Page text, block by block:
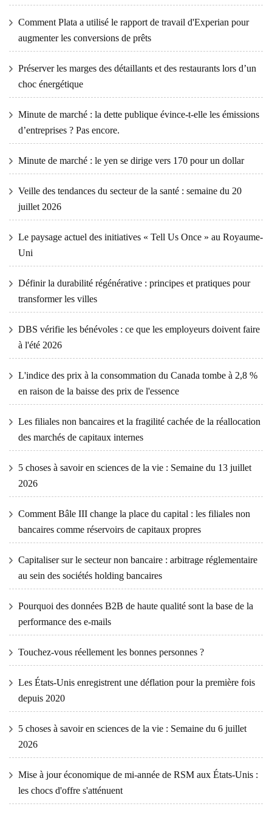
Comment Plata a utilisé le rapport de travail d'Experian pour
augmenter les conversions de prêts
Préserver les marges des détaillants et des restaurants lors d’un
choc énergétique
Minute de marché : la dette publique évince-t-elle les émissions
d’entreprises ? Pas encore.
Minute de marché : le yen se dirige vers 170 pour un dollar
Veille des tendances du secteur de la santé : semaine du 20
juillet 2026
Le paysage actuel des initiatives « Tell Us Once » au Royaume-
Uni
Définir la durabilité régénérative : principes et pratiques pour
transformer les villes
DBS vérifie les bénévoles : ce que les employeurs doivent faire
à l'été 2026
L'indice des prix à la consommation du Canada tombe à 2,8 %
en raison de la baisse des prix de l'essence
Les filiales non bancaires et la fragilité cachée de la réallocation
des marchés de capitaux internes
5 choses à savoir en sciences de la vie : Semaine du 13 juillet
2026
Comment Bâle III change la place du capital : les filiales non
bancaires comme réservoirs de capitaux propres
Capitaliser sur le secteur non bancaire : arbitrage réglementaire
au sein des sociétés holding bancaires
Pourquoi des données B2B de haute qualité sont la base de la
performance des e-mails
Touchez-vous réellement les bonnes personnes ?
Les États-Unis enregistrent une déflation pour la première fois
depuis 2020
5 choses à savoir en sciences de la vie : Semaine du 6 juillet
2026
Mise à jour économique de mi-année de RSM aux États-Unis :
les chocs d'offre s'atténuent